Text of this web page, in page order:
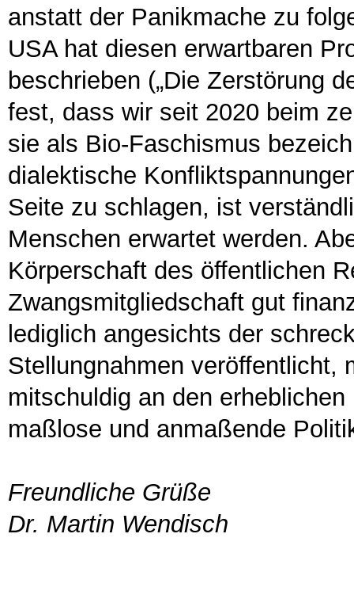
anstatt der Panikmache zu
USA hat diesen erwartbaren
beschrieben („Die Zerstörung
fest, dass wir seit 2020 beim
sie als Bio-Faschismus
dialektische
Seite zu schlagen, ist
Menschen erwartet werden.
Körperschaft des öffentlichen
Zwangsmitgliedschaft gut
lediglich angesichts der
Stellungnahmen veröffentlicht,
mitschuldig an den
maßlose und anmaßende
Freundliche Grüße
Dr. Martin Wendisch